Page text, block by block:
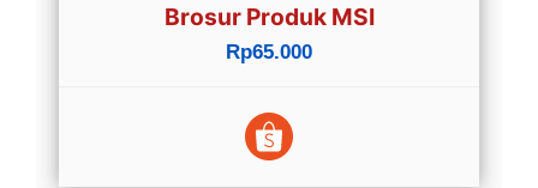
Brosur Produk MSI
Rp65.000